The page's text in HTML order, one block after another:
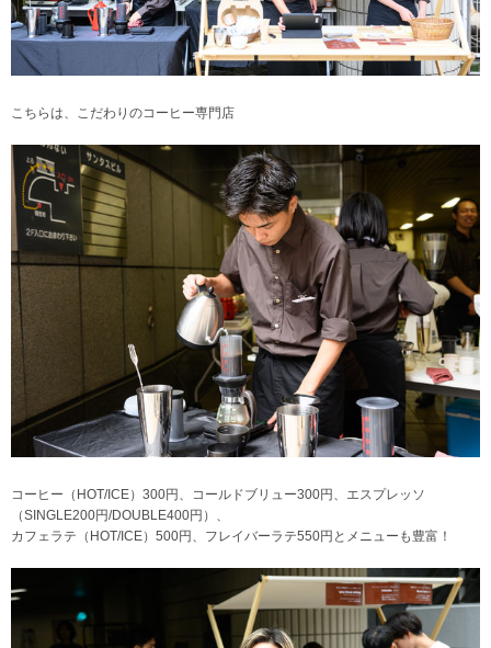
こちらは、こだわりのコーヒー専門店
コーヒー（HOT/ICE）300円、コールドブリュー300円、エスプレッソ
（SINGLE200円/DOUBLE400円）、
カフェラテ（HOT/ICE）500円、フレイバーラテ550円とメニューも豊富！